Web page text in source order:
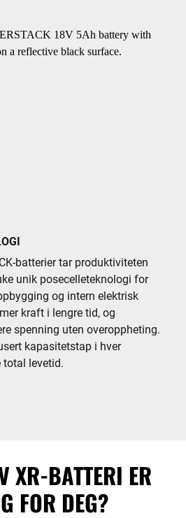
batterier tar produktiviteten
unik posecelleteknologi for
og intern elektrisk
kraft i lengre tid, og
spenning uten overoppheting.
kapasitetstap i hver
total levetid.
XR-BATTERI ER
FOR DEG?